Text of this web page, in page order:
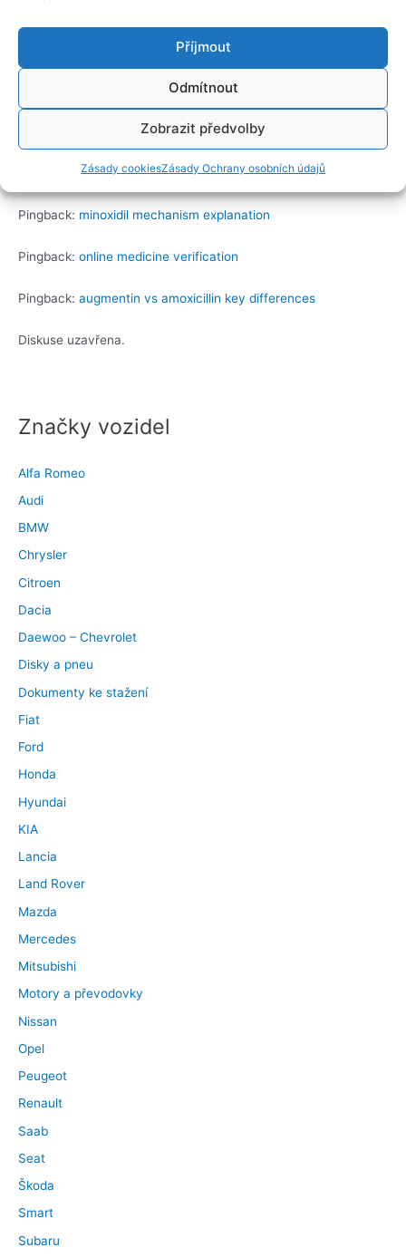
Příjmout
Odmítnout
Zobrazit předvolby
Zásady cookiesZásady Ochrany osobních údajů
liraglutide 18mg/3ml inj (generic)
terbinafine dosage for tinea
ketorolac tromethamine uses
ketorolac time to effect
Pingback: minoxidil mechanism explanation
Pingback: online medicine verification
Pingback: augmentin vs amoxicillin key differences
Diskuse uzavřena.
Značky vozidel
Alfa Romeo
Audi
BMW
Chrysler
Citroen
Dacia
Daewoo – Chevrolet
Disky a pneu
Dokumenty ke stažení
Fiat
Ford
Honda
Hyundai
KIA
Lancia
Land Rover
Mazda
Mercedes
Mitsubishi
Motory a převodovky
Nissan
Opel
Peugeot
Renault
Saab
Seat
Škoda
Smart
Subaru